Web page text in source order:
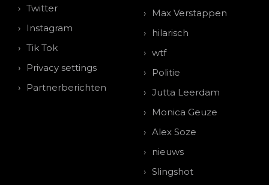
Twitter
Instagram
Tik Tok
Privacy settings
Partnerberichten
Max Verstappen
hilarisch
wtf
Politie
Jutta Leerdam
Monica Geuze
Alex Soze
nieuws
Slingshot